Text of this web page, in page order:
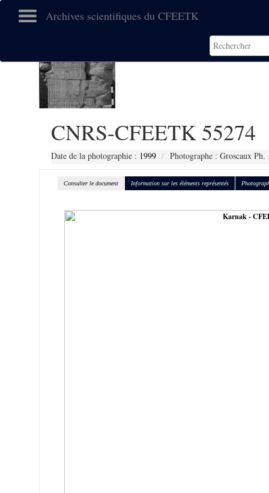
Archives scientifiques du CFEETK
CNRS-CFEETK 55274
Date de la photographie : 1999 Photographe : Groscaux Ph.
Consulter le document Information sur les éléments représentés